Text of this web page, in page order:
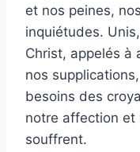
et nos peines,
inquiétudes.
Christ, appelés à
nos
besoins des
notre affection et
souffrent.